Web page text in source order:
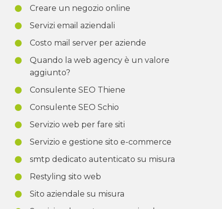
Creare un negozio online
Servizi email aziendali
Costo mail server per aziende
Quando la web agency è un valore
aggiunto?
Consulente SEO Thiene
Consulente SEO Schio
Servizio web per fare siti
Servizio e gestione sito e-commerce
smtp dedicato autenticato su misura
Restyling sito web
Sito aziendale su misura